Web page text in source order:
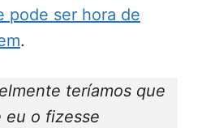
pode ser hora de
.
teríamos que
eu o fizesse